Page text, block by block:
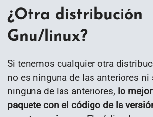
¿Otra distribución
Gnu/linux?
Si tenemos cualquier otra
no es ninguna de las anteriores ni
ninguna de las anteriores, lo
paquete con el código de la